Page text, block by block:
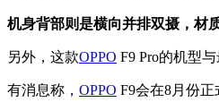
机身背部则是横向并排双摄，材
另外，这款OPPO F9 Pro的机型
有消息称， OPPO F9会在8月份正